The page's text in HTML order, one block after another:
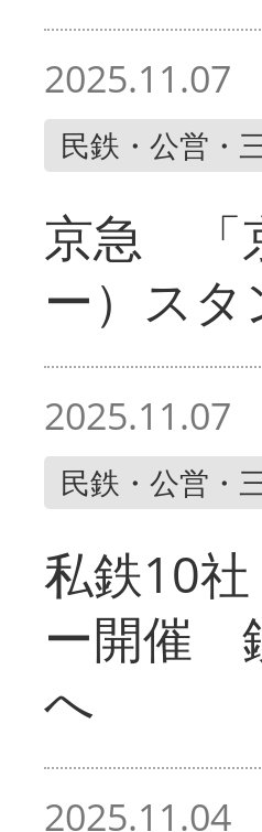
2025.11.07
民鉄・公営・
京急 「
ー）ス
2025.11.07
民鉄・公営・
私鉄10
ー開催
へ
2025.11.04